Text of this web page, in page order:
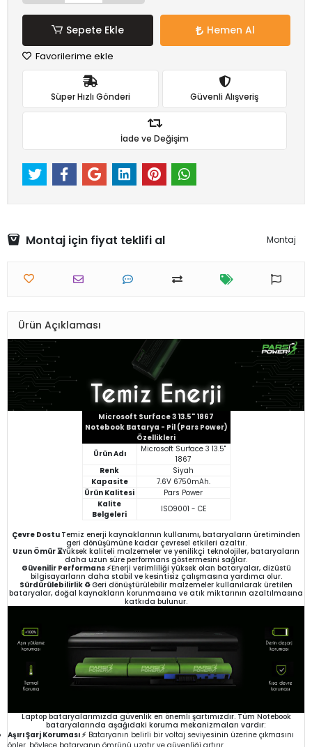
Sepete Ekle Hemen Al
Favorilerime ekle
Süper Hızlı Gönderi Güvenli Alışveriş
İade ve Değişim
Montaj için fiyat teklifi al Montaj
Ürün Açıklaması
Microsoft Surface 3 13.5" 1867
Notebook Batarya - Pil (Pars Power)
Özellikleri
Ürün Adı
Microsoft Surface 3 13.5"
1867
Renk
Siyah
Kapasite
7.6V 6750mAh.
Ürün Kalitesi
Pars Power
Kalite
Belgeleri
ISO9001 - CE
Çevre Dostu Temiz enerji kaynaklarının kullanımı, bataryaların üretiminden
geri dönüşümüne kadar çevresel etkileri azaltır.
Uzun Ömür ⏳Yüksek kaliteli malzemeler ve yenilikçi teknolojiler, bataryaların
daha uzun süre performans göstermesini sağlar.
Güvenilir Performans ⚡Enerji verimliliği yüksek olan bataryalar, dizüstü
bilgisayarların daha stabil ve kesintisiz çalışmasına yardımcı olur.
Sürdürülebilirlik ♻️Geri dönüştürülebilir malzemeler kullanılarak üretilen
bataryalar, doğal kaynakların korunmasına ve atık miktarının azaltılmasına
katkıda bulunur.
Laptop bataryalarımızda güvenlik en önemli şartımızdır. Tüm Notebook
bataryalarında aşağıdaki koruma mekanizmaları vardır:
Aşırı Şarj Koruması ⚡ Bataryanın belirli bir voltaj seviyesinin üzerine çıkmasını